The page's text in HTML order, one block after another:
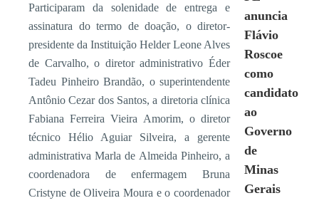
Participaram da solenidade de entrega e
assinatura do termo de doação, o diretor-
presidente da Instituição Helder Leone Alves
de Carvalho, o diretor administrativo Éder
Tadeu Pinheiro Brandão, o superintendente
Antônio Cezar dos Santos, a diretoria clínica
Fabiana Ferreira Vieira Amorim, o diretor
técnico Hélio Aguiar Silveira, a gerente
administrativa Marla de Almeida Pinheiro, a
coordenadora de enfermagem Bruna
Cristyne de Oliveira Moura e o coordenador
anuncia
Flávio
Roscoe
como
candidato
ao
Governo
de
Minas
Gerais